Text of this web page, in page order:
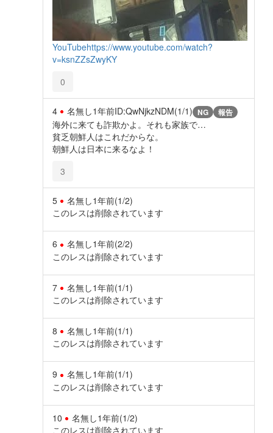
YouTubehttps://www.youtube.com/watch?
v=ksnZZsZwyKY
0
4 名無し1年前ID:QwNjkzNDM(1/1) NG 報告
海外に来ても詐欺かよ。それも家族で…
貧乏朝鮮人はこれだからな。
朝鮮人は日本に来るなよ！
3
5 名無し1年前(1/2)
このレスは削除されています
6 名無し1年前(2/2)
このレスは削除されています
7 名無し1年前(1/1)
このレスは削除されています
8 名無し1年前(1/1)
このレスは削除されています
9 名無し1年前(1/1)
このレスは削除されています
10 名無し1年前(1/2)
このレスは削除されています